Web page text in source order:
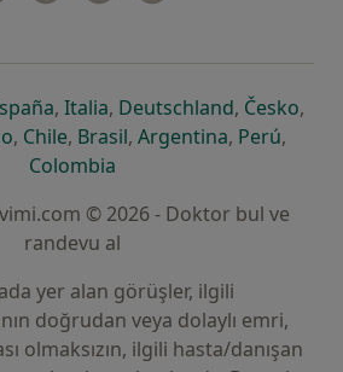
açılır
bir sekmede açılır
yeni bir sekmede açılır
, Italiayeni bir sekmede açılır
, Deutschlandyeni bir
, Českoyeni
,
sekmede açılır
yeni bir sekmede açılır
, Chileyeni bir sekmede açılır
, Brasilyeni bir sekmede açılır
, Argentinayeni bir
, Perúyeni
,
Colombia
© 2026 - Doktor bul ve
randevu al
yer alan görüşler, ilgili
doğrudan veya dolaylı emri,
olmaksızın, ilgili hasta/danışan